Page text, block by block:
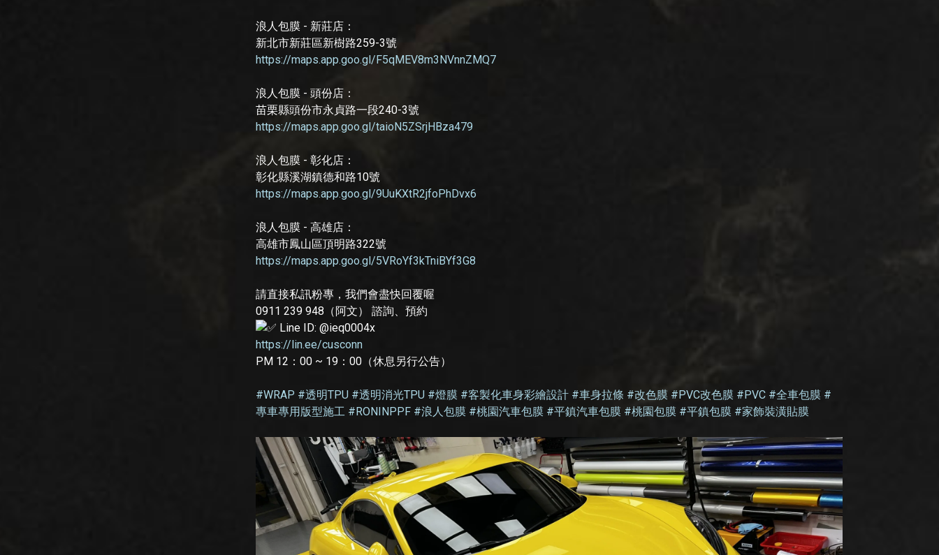
浪人包膜 - 新莊店：
新北市新莊區新樹路259-3號
https://maps.app.goo.gl/F5qMEV8m3NVnnZMQ7
浪人包膜 - 頭份店：
苗栗縣頭份市永貞路一段240-3號
https://maps.app.goo.gl/taioN5ZSrjHBza479
浪人包膜 - 彰化店：
彰化縣溪湖鎮德和路10號
https://maps.app.goo.gl/9UuKXtR2jfoPhDvx6
浪人包膜 - 高雄店：
高雄市鳳山區頂明路322號
https://maps.app.goo.gl/5VRoYf3kTniBYf3G8
請直接私訊粉專，我們會盡快回覆喔
0911 239 948（阿文） 諮詢、預約
Line ID: @ieq0004x
https://lin.ee/cusconn
PM 12：00 ~ 19：00（休息另行公告）
#WRAP #透明TPU #透明消光TPU #燈膜 #客製化車身彩繪設計 #車身拉條 #改色膜 #PVC改色膜 #PVC #全車包膜 #
專車專用版型施工 #RONINPPF #浪人包膜 #桃園汽車包膜 #平鎮汽車包膜 #桃園包膜 #平鎮包膜 #家飾裝潢貼膜